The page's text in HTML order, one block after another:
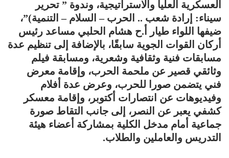
العسكرية العليا والاستراتيجية، وندوة ” تحرير
سيناء: إرادة شعب .. الحرب – السلام – التنمية)”،
ضيفها اللواء طيار أ.ح هشام الحلبي مساعد رئيس
أركان القوات الجوية سابقًا، بالإضافة إلى تنظيم عدة
مسابقات فنية وثقافية وشعرية، ومسابقة فيلم
وثائقي قصير عن ملحمة الحرب، وإقامة معرض
فني يتضمن صورا للحرب، وعرض عدة أفلام
وفيديوهات عن انتصارات أكتوبر، وإقامة معسكر
كشفي يعبر عن النصر، إلى جانب التقاط صورة
جماعية أمام مدخل الكلية بمشاركة أعضاء هيئة
التدريس والعاملين والطلاب.